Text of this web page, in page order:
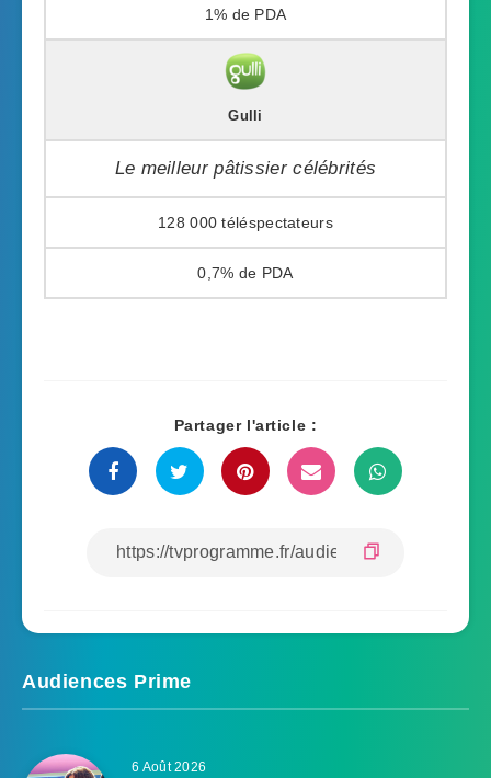
1%
Gulli
Le meilleur pâtissier célébrités
128 000
0,7%
Partager l'article :
Audiences Prime
6 Août 2026